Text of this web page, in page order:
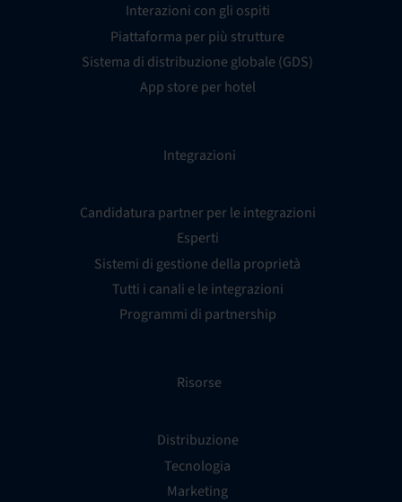
Interazioni con gli ospiti
Piattaforma per più strutture
Sistema di distribuzione globale (GDS)
App store per hotel
Integrazioni
Candidatura partner per le integrazioni
Esperti
Sistemi di gestione della proprietà
Tutti i canali e le integrazioni
Programmi di partnership
Risorse
Distribuzione
Tecnologia
Marketing